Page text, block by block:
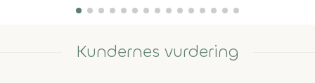
Kundernes vurdering